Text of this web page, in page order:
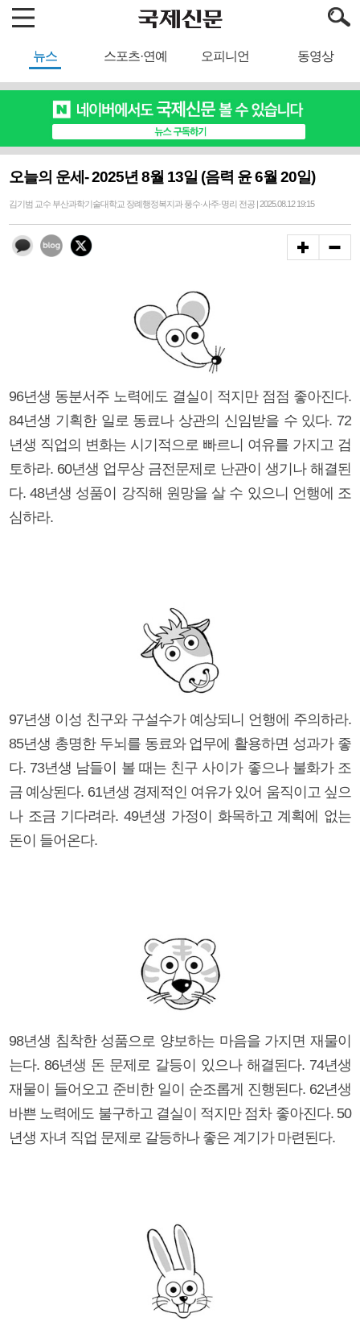
뉴스 스포츠·연예 오피니언 동영상
오늘의 운세- 2025년 8월 13일 (음력 윤 6월 20일)
김기범 교수 부산과학기술대학교 장례행정복지과 풍수·사주·명리 전공 | 2025.08.12 19:15
96년생 동분서주 노력에도 결실이 적지만 점점 좋아진다.
84년생 기획한 일로 동료나 상관의 신임받을 수 있다. 72
년생 직업의 변화는 시기적으로 빠르니 여유를 가지고 검
토하라. 60년생 업무상 금전문제로 난관이 생기나 해결된
다. 48년생 성품이 강직해 원망을 살 수 있으니 언행에 조
심하라.
97년생 이성 친구와 구설수가 예상되니 언행에 주의하라.
85년생 총명한 두뇌를 동료와 업무에 활용하면 성과가 좋
다. 73년생 남들이 볼 때는 친구 사이가 좋으나 불화가 조
금 예상된다. 61년생 경제적인 여유가 있어 움직이고 싶으
나 조금 기다려라. 49년생 가정이 화목하고 계획에 없는
돈이 들어온다.
98년생 침착한 성품으로 양보하는 마음을 가지면 재물이
는다. 86년생 돈 문제로 갈등이 있으나 해결된다. 74년생
재물이 들어오고 준비한 일이 순조롭게 진행된다. 62년생
바쁜 노력에도 불구하고 결실이 적지만 점차 좋아진다. 50
년생 자녀 직업 문제로 갈등하나 좋은 계기가 마련된다.